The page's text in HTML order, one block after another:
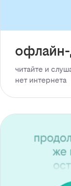
офлайн-
читайте и
нет интернета